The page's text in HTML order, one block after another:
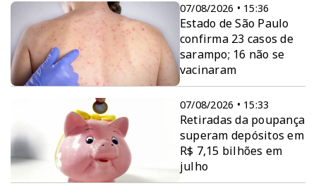
07/08/2026 • 15:36
Estado de São Paulo
confirma 23 casos de
sarampo; 16 não se
vacinaram
07/08/2026 • 15:33
Retiradas da poupança
superam depósitos em
R$ 7,15 bilhões em
julho